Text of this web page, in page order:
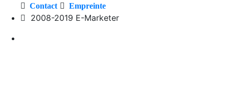
Contact Empreinte
2008-2019 E-Marketer